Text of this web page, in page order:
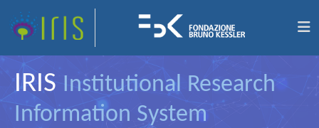
IRIS Institutional Research
Information System